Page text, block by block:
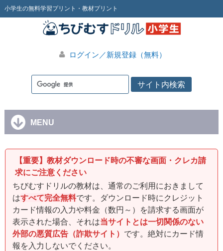
小学生の無料学習プリント・教材プリント
ログイン／新規登録（無料）
MENU
【重要】教材ダウンロード時の不審な画面・クレカ請
求にご注意ください
ちびむすドリルの教材は、通常のご利用におきまして
はすべて完全無料です。ダウンロード時にクレジット
カード情報の入力や料金（数円～）を請求する画面が
表示された場合、それは当サイトとは一切関係のない
外部の悪質広告（詐欺サイト） です。絶対にカード情
報を入力しないでください。